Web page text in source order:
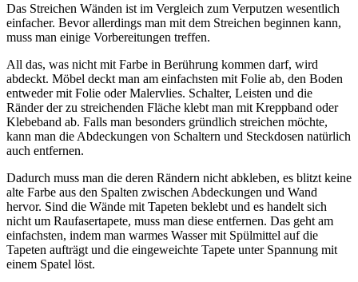
Das Streichen Wänden ist im Vergleich zum Verputzen wesentlich
einfacher. Bevor allerdings man mit dem Streichen beginnen kann,
muss man einige Vorbereitungen treffen.
All das, was nicht mit Farbe in Berührung kommen darf, wird
abdeckt. Möbel deckt man am einfachsten mit Folie ab, den Boden
entweder mit Folie oder Malervlies. Schalter, Leisten und die
Ränder der zu streichenden Fläche klebt man mit Kreppband oder
Klebeband ab. Falls man besonders gründlich streichen möchte,
kann man die Abdeckungen von Schaltern und Steckdosen natürlich
auch entfernen.
Dadurch muss man die deren Rändern nicht abkleben, es blitzt keine
alte Farbe aus den Spalten zwischen Abdeckungen und Wand
hervor. Sind die Wände mit Tapeten beklebt und es handelt sich
nicht um Raufasertapete, muss man diese entfernen. Das geht am
einfachsten, indem man warmes Wasser mit Spülmittel auf die
Tapeten aufträgt und die eingeweichte Tapete unter Spannung mit
einem Spatel löst.